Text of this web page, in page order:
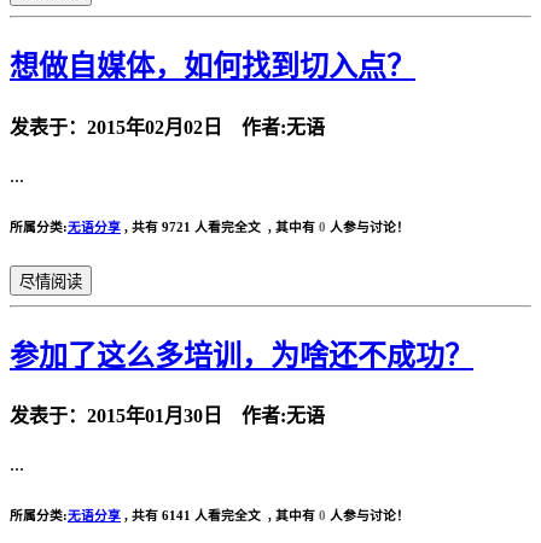
想做自媒体，如何找到切入点？
发表于：2015年02月02日 作者:无语
...
所属分类:无语分享 , 共有 9721 人看完全文 , 其中有 0 人参与讨论！
尽情阅读
参加了这么多培训，为啥还不成功？
发表于：2015年01月30日 作者:无语
...
所属分类:无语分享 , 共有 6141 人看完全文 , 其中有 0 人参与讨论！